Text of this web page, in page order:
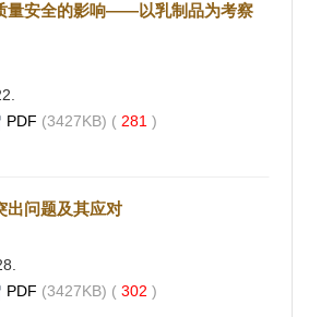
量安全的影响——以乳制品为考察
PDF (3427KB) ( 281 )
出问题及其应对
PDF (3427KB) ( 302 )